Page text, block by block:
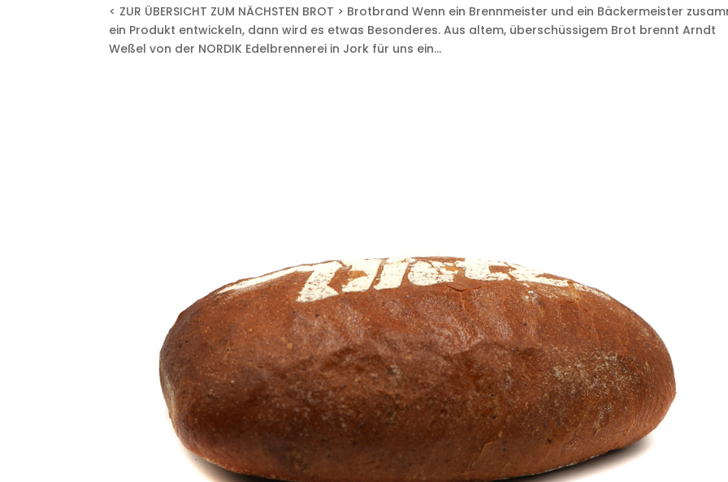
< ZUR ÜBERSICHT ZUM NÄCHSTEN BROT > Brotbrand Wenn ein Brennmeister und ein Bäckermeister
ein Produkt entwickeln, dann wird es etwas Besonderes. Aus altem, überschüssigem Brot brennt Arndt
Weßel von der NORDIK Edelbrennerei in Jork für uns ein...